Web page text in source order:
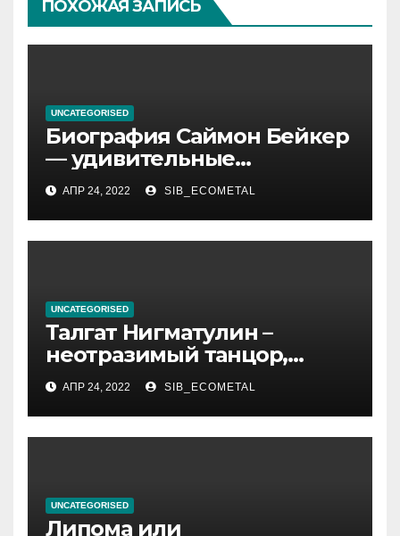
ПОХОЖАЯ ЗАПИСЬ
UNCATEGORISED
Биография Саймон Бейкер
— удивительные
подробности из жизни
актера, которые вы
обязательно хотели знать!
АПР 24, 2022 SIB_ECOMETAL
UNCATEGORISED
Талгат Нигматулин –
неотразимый танцор,
непревзойденный
постановщик хореографии,
великолепный актер и
славный, положительный
АПР 24, 2022 SIB_ECOMETAL
UNCATEGORISED
Липома или